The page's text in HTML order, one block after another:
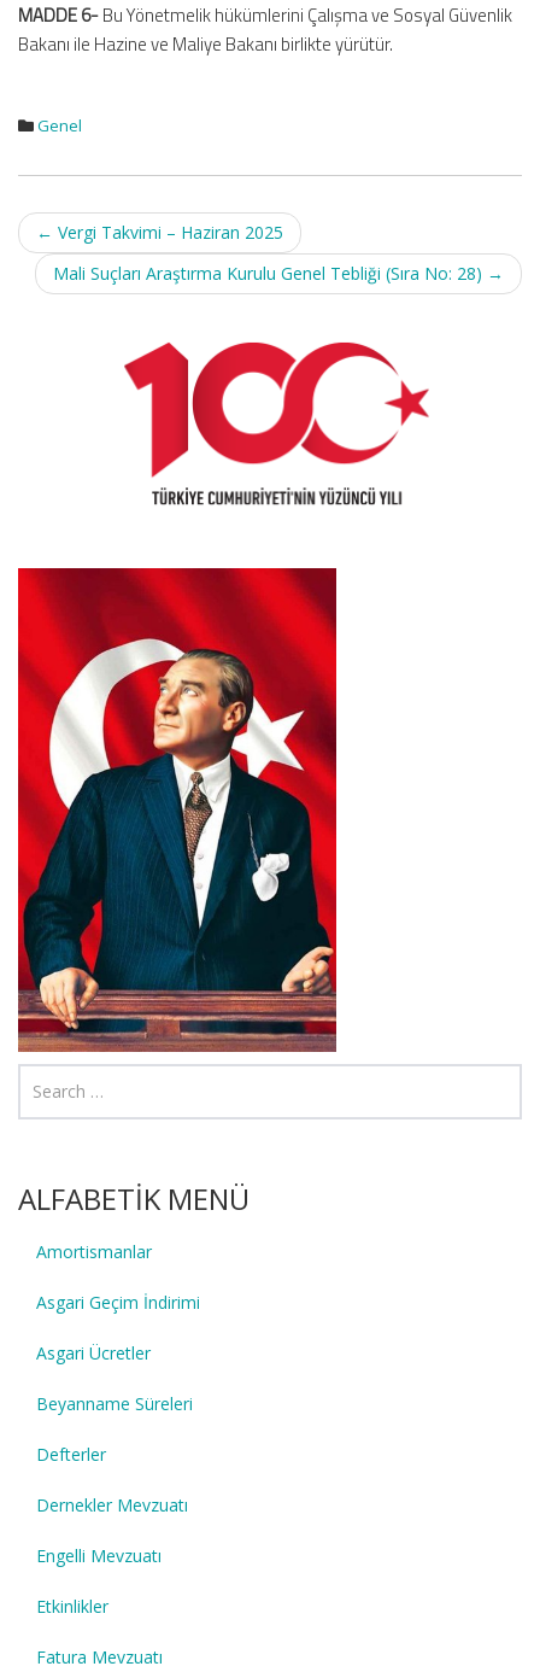
MADDE 6-Bu Yönetmelik hükümlerini Çalışma ve Sosyal Güvenlik
Bakanı ile Hazine ve Maliye Bakanı birlikte yürütür.
Genel
Post
navigation
← Vergi Takvimi – Haziran 2025
Mali Suçları Araştırma Kurulu Genel Tebliği (Sıra No: 28) →
ALFABETİK MENÜ
Amortismanlar
Asgari Geçim İndirimi
Asgari Ücretler
Beyanname Süreleri
Defterler
Dernekler Mevzuatı
Engelli Mevzuatı
Etkinlikler
Fatura Mevzuatı